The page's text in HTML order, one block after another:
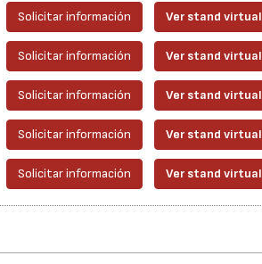
Solicitar información Ver stand virtual
Solicitar información Ver stand virtual
Solicitar información Ver stand virtual
Solicitar información Ver stand virtual
Solicitar información Ver stand virtual